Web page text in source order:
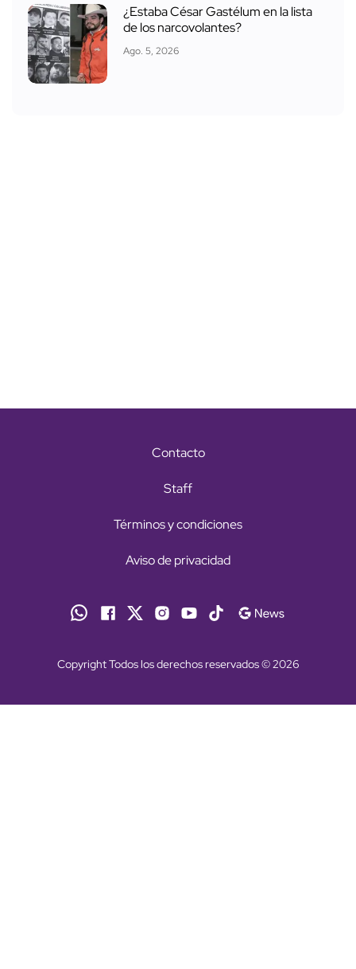
¿Estaba César Gastélum en la lista
de los narcovolantes?
Ago. 5, 2026
Contacto
Staff
Términos y condiciones
Aviso de privacidad
Copyright Todos los derechos reservados © 2026